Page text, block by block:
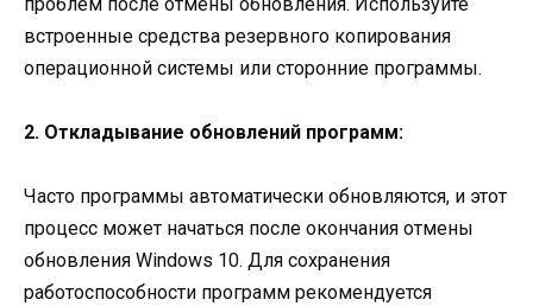
встроенные средства резервного копирования
операционной системы или сторонние программы.
2. Откладывание обновлений программ:
Часто программы автоматически обновляются, и этот
процесс может начаться после окончания отмены
обновления Windows 10. Для сохранения
работоспособности программ рекомендуется